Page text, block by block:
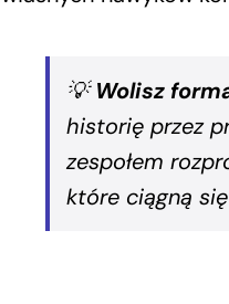
💡Wolisz
historię przez
zespołem
które ciągną